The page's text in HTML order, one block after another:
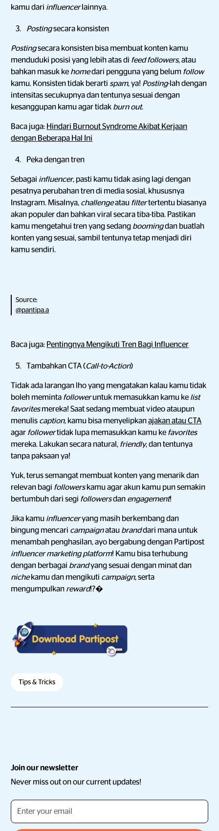
kamu dari influencer lainnya.
Postingsecara konsisten
Postingsecara konsisten bisa membuat konten kamu
menduduki posisi yang lebih atas di feed followers, atau
bahkan masuk ke homedari pengguna yang belum follow
kamu. Konsisten tidak berarti spam, ya! Posting-lah dengan
intensitas secukupnya dan tentunya sesuai dengan
kesanggupan kamu agar tidak burn out.
Baca juga: Hindari Burnout Syndrome Akibat Kerjaan
dengan Beberapa Hal Ini
Peka dengan tren
Sebagai influencer, pasti kamu tidak asing lagi dengan
pesatnya perubahan tren di media sosial, khususnya
Instagram. Misalnya, challengeatau filtertertentu biasanya
akan populer dan bahkan viral secara tiba-tiba. Pastikan
kamu mengetahui tren yang sedang boomingdan buatlah
konten yang sesuai, sambil tentunya tetap menjadi diri
kamu sendiri.
Source:
@pantipa.a
Baca juga: Pentingnya Mengikuti Tren Bagi Influencer
Tambahkan CTA (Call-to-Action)
Tidak ada larangan lho yang mengatakan kalau kamu tidak
boleh meminta followeruntuk memasukkan kamu ke list
favoritesmereka! Saat sedang membuat video ataupun
menulis caption, kamu bisa menyelipkanajakan atau CTA
agar followertidak lupa memasukkan kamu ke favorites
mereka. Lakukan secara natural, friendly, dan tentunya
tanpa paksaan ya!
Yuk, terus semangat membuat konten yang menarik dan
relevan bagi followers kamu agar akun kamu pun semakin
bertumbuh dari segi followersdan engagement!
Jika kamu influenceryang masih berkembang dan
bingung mencari campaignatau branddari mana untuk
menambah penghasilan, ayo bergabung dengan Partipost
influencer marketing platform! Kamu bisa terhubung
dengan berbagai brandyang sesuai dengan minat dan
nichekamu dan mengikuti campaign, serta
mengumpulkan reward!?�
Tips & Tricks
Join our newsletter
Never miss out on our current updates!